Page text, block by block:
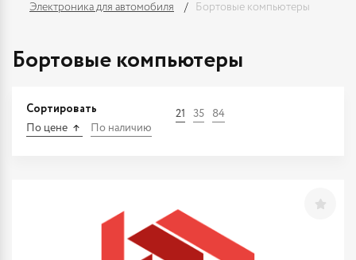
Электроника для автомобиля
Бортовые компьютеры
Бортовые компьютеры
Сортировать
По цене По наличию
21 35 84